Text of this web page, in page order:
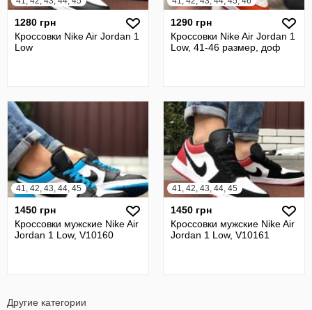
1280 грн
Кроссовки Nike Air Jordan 1
Low
1290 грн
Кроссовки Nike Air Jordan 1
Low, 41-46 размер, доф
41, 42, 43, 44, 45
1450 грн
Кроссовки мужские Nike Air
Jordan 1 Low, V10160
41, 42, 43, 44, 45
1450 грн
Кроссовки мужские Nike Air
Jordan 1 Low, V10161
Другие категории